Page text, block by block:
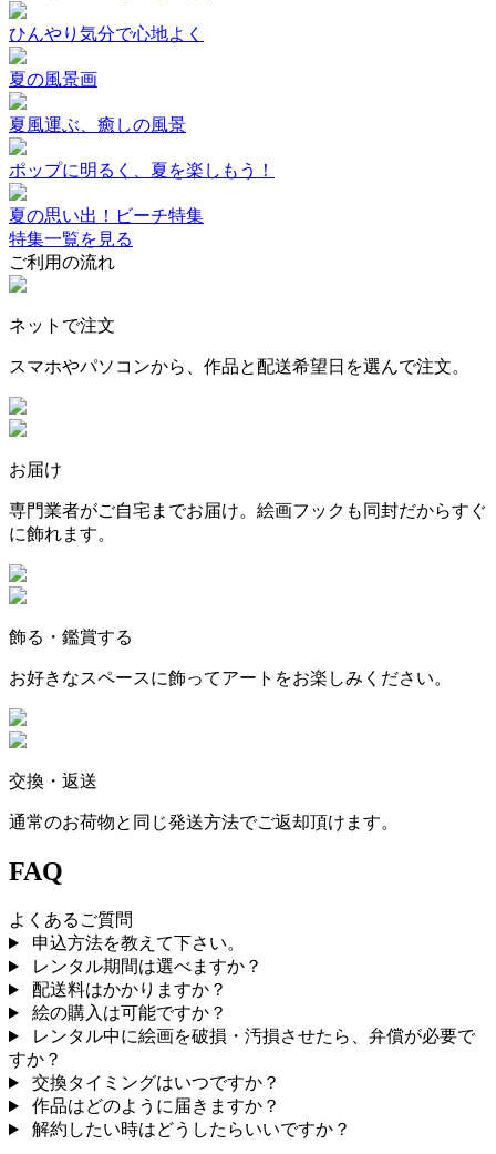
ひんやり気分で心地よく
夏の風景画
夏風運ぶ、癒しの風景
ポップに明るく、夏を楽しもう！
夏の思い出！ビーチ特集
特集一覧を見る
ご利用の流れ
ネットで注文
スマホやパソコンから、作品と配送希望日を選んで注文。
お届け
専門業者がご自宅までお届け。絵画フックも同封だからすぐ
に飾れます。
飾る・鑑賞する
お好きなスペースに飾ってアートをお楽しみください。
交換・返送
通常のお荷物と同じ発送方法でご返却頂けます。
FAQ
よくあるご質問
申込方法を教えて下さい。
レンタル期間は選べますか？
配送料はかかりますか？
絵の購入は可能ですか？
レンタル中に絵画を破損・汚損させたら、弁償が必要で
すか？
交換タイミングはいつですか？
作品はどのように届きますか？
解約したい時はどうしたらいいですか？